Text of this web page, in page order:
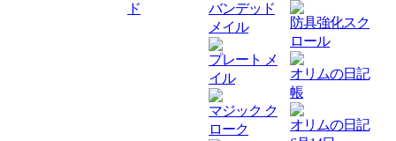
ド
バンデッド
メイル
プレート メ
イル
マジック ク
ローク
防具強化スク
ロール
オリムの日記
帳
オリムの日記